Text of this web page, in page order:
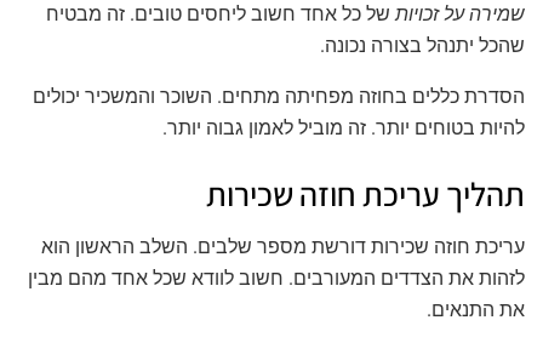
שמירה על זכויותשל כל אחד חשוב ליחסים טובים. זה מבטיח
שהכל יתנהל בצורה נכונה.
הסדרת כללים בחוזה מפחיתה מתחים. השוכר והמשכיר יכולים
להיות בטוחים יותר. זה מוביל לאמון גבוה יותר.
תהליך עריכת חוזה שכירות
עריכת חוזה שכירות דורשת מספר שלבים. השלב הראשון הוא
לזהות את הצדדים המעורבים. חשוב לוודא שכל אחד מהם מבין
את התנאים.